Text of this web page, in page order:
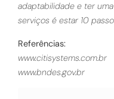
adaptabilidade e ter
serviços é estar 10
Referências:
www.citisystems.com.br
www.bndes.gov.br